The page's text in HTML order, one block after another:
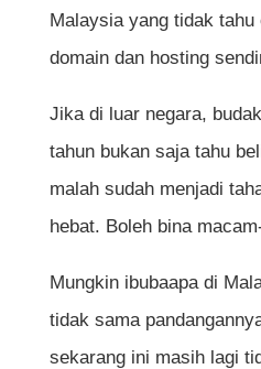
Malaysia yang tidak
domain dan hosting
Jika di luar negara,
tahun bukan saja tahu
malah sudah menjadi
hebat. Boleh bina
Mungkin ibubaapa di
tidak sama
sekarang ini masih lagi